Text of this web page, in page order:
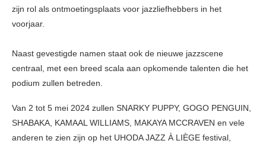
zijn rol als ontmoetingsplaats voor jazzliefhebbers in het
voorjaar.
Naast gevestigde namen staat ook de nieuwe jazzscene
centraal, met een breed scala aan opkomende talenten die het
podium zullen betreden.
Van 2 tot 5 mei 2024 zullen SNARKY PUPPY, GOGO PENGUIN,
SHABAKA, KAMAAL WILLIAMS, MAKAYA MCCRAVEN en vele
anderen te zien zijn op het UHODA JAZZ À LIÈGE festival,